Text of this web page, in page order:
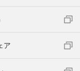
ア